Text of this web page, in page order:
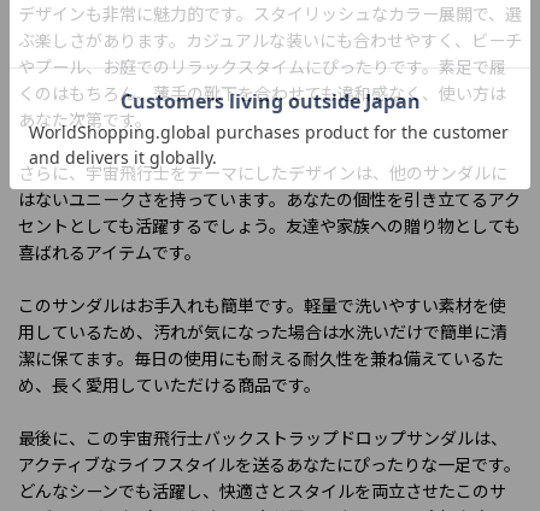
デザインも非常に魅力的です。スタイリッシュなカラー展開で、選
ぶ楽しさがあります。カジュアルな装いにも合わせやすく、ビーチ
やプール、お庭でのリラックスタイムにぴったりです。素足で履
くのはもちろん、薄手の靴下を合わせても違和感なく、使い方は
あなた次第です。
さらに、宇宙飛行士をテーマにしたデザインは、他のサンダルに
はないユニークさを持っています。あなたの個性を引き立てるアク
セントとしても活躍するでしょう。友達や家族への贈り物としても
喜ばれるアイテムです。
このサンダルはお手入れも簡単です。軽量で洗いやすい素材を使
用しているため、汚れが気になった場合は水洗いだけで簡単に清
潔に保てます。毎日の使用にも耐える耐久性を兼ね備えているた
め、長く愛用していただける商品です。
最後に、この宇宙飛行士バックストラップドロップサンダルは、
アクティブなライフスタイルを送るあなたにぴったりな一足です。
どんなシーンでも活躍し、快適さとスタイルを両立させたこのサ